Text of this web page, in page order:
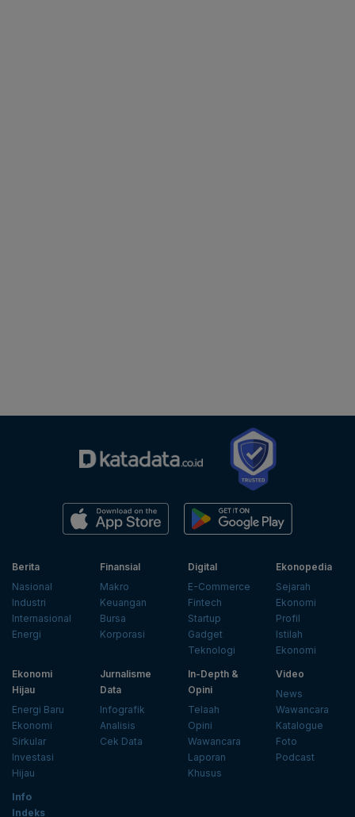
Berita
Nasional
Industri
Internasional
Energi
Finansial
Makro
Keuangan
Bursa
Korporasi
Digital
E-Commerce
Fintech
Startup
Gadget
Teknologi
Ekonopedia
Sejarah
Ekonomi
Profil
Istilah
Ekonomi
Ekonomi
Hijau
Energi Baru
Ekonomi
Sirkular
Investasi
Hijau
Jurnalisme
Data
Infografik
Analisis
Cek Data
In-Depth &
Opini
Telaah
Opini
Wawancara
Laporan
Khusus
Video
News
Wawancara
Katalogue
Foto
Podcast
Info
Indeks